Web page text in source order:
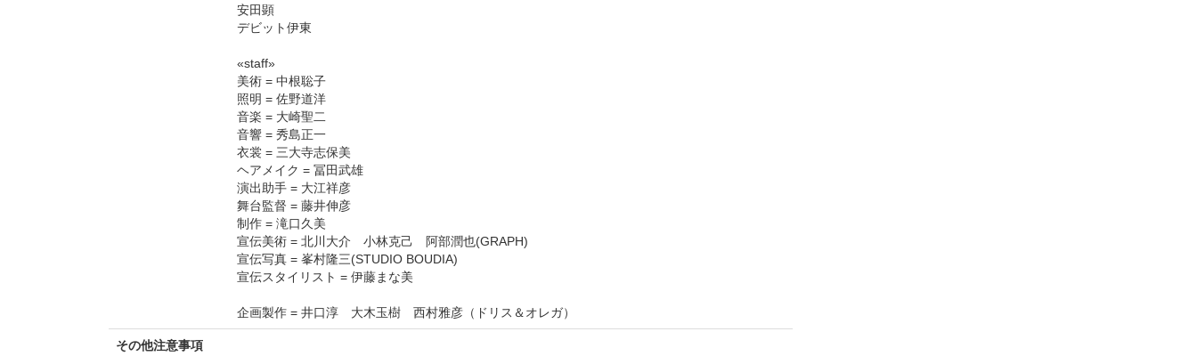
安田顕
デビット伊東
«staff»
美術 = 中根聡子
照明 = 佐野道洋
音楽 = 大崎聖二
音響 = 秀島正一
衣裳 = 三大寺志保美
ヘアメイク = 冨田武雄
演出助手 = 大江祥彦
舞台監督 = 藤井伸彦
制作 = 滝口久美
宣伝美術 = 北川大介 小林克己 阿部潤也(GRAPH)
宣伝写真 = 峯村隆三(STUDIO BOUDIA)
宣伝スタイリスト = 伊藤まな美
企画製作 = 井口淳 大木玉樹 西村雅彦（ドリス＆オレガ）
その他注意事項